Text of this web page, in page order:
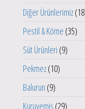
Diğer Ürünlerimiz 18
Pestil & Köme 35
Süt Ürünleri 9
Pekmez 10
Balurun 9
Kuruyemiş 29